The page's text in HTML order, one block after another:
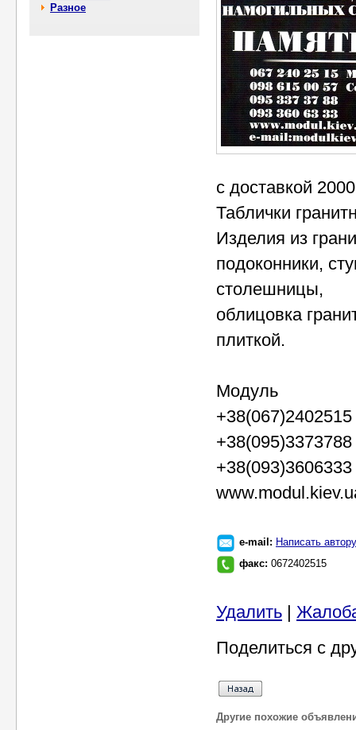
Разное
с доставкой
Таблички
Изделия из
подоконники,
столешницы,
облицовка
плиткой.
Модуль
+38(067)2402515
+38(095)3373788
+38(093)3606333
e-mail: Написать автору
факс: 0672402515
Удалить |
Поделиться с
Другие похожие